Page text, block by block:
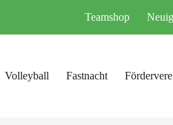
Teamshop
Volleyball Fastnacht